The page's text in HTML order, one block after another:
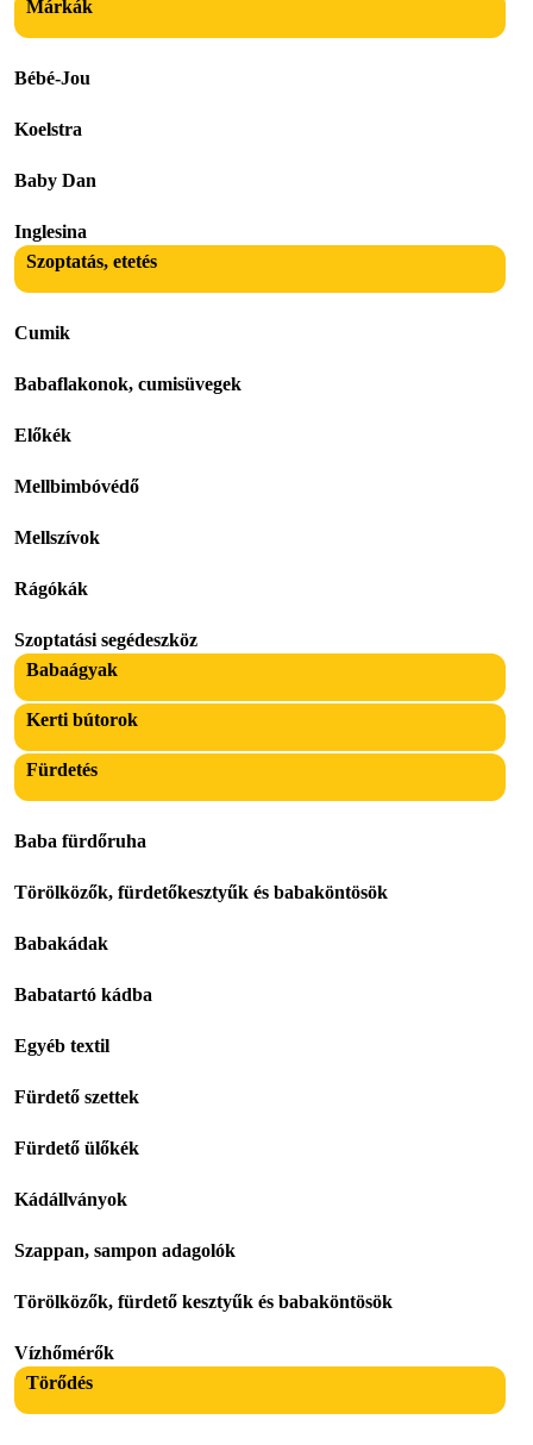
Márkák
Bébé-Jou
Koelstra
Baby Dan
Inglesina
Szoptatás, etetés
Cumik
Babaflakonok, cumisüvegek
Előkék
Mellbimbóvédő
Mellszívok
Rágókák
Szoptatási segédeszköz
Babaágyak
Kerti bútorok
Fürdetés
Baba fürdőruha
Törölközők, fürdetőkesztyűk és babaköntösök
Babakádak
Babatartó kádba
Egyéb textil
Fürdető szettek
Fürdető ülőkék
Kádállványok
Szappan, sampon adagolók
Törölközők, fürdető kesztyűk és babaköntösök
Vízhőmérők
Törődés